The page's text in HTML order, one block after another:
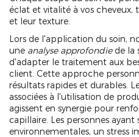
éclat et vitalité à vos
et leur texture.
Lors de l'application du soin,
une analyse approfondiede la
d'adapter le traitement aux
client. Cette approche
résultats rapides et durables.
associées à l'utilisation de
agissent en synergie pour
capillaire. Les personnes ayant
environnementales, un stress